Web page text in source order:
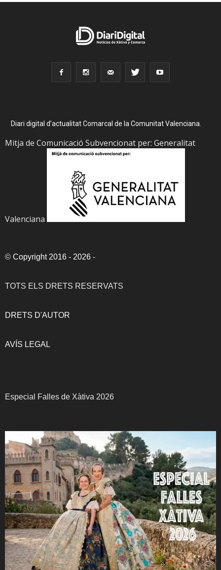
Diari digital d’actualitat Comarcal de la Comunitat Valenciana.
Mitja de Comunicació Subvencionat per: Generalitat
Valenciana
© Copyright 2016 - 2026 -
TOTS ELS DRETS RESERVATS
DRETS D'AUTOR
AVÍS LEGAL
Especial Falles de Xàtiva 2026